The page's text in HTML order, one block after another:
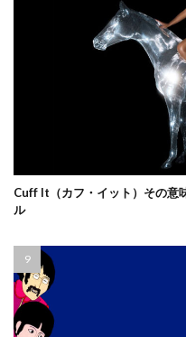
Cuff It（カフ・イット）その意
ル